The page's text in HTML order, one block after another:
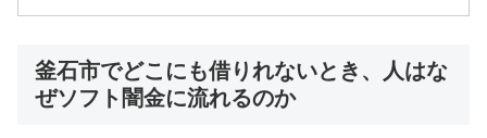
釜石市でどこにも借りれないとき、人はな
ぜソフト闇金に流れるのか